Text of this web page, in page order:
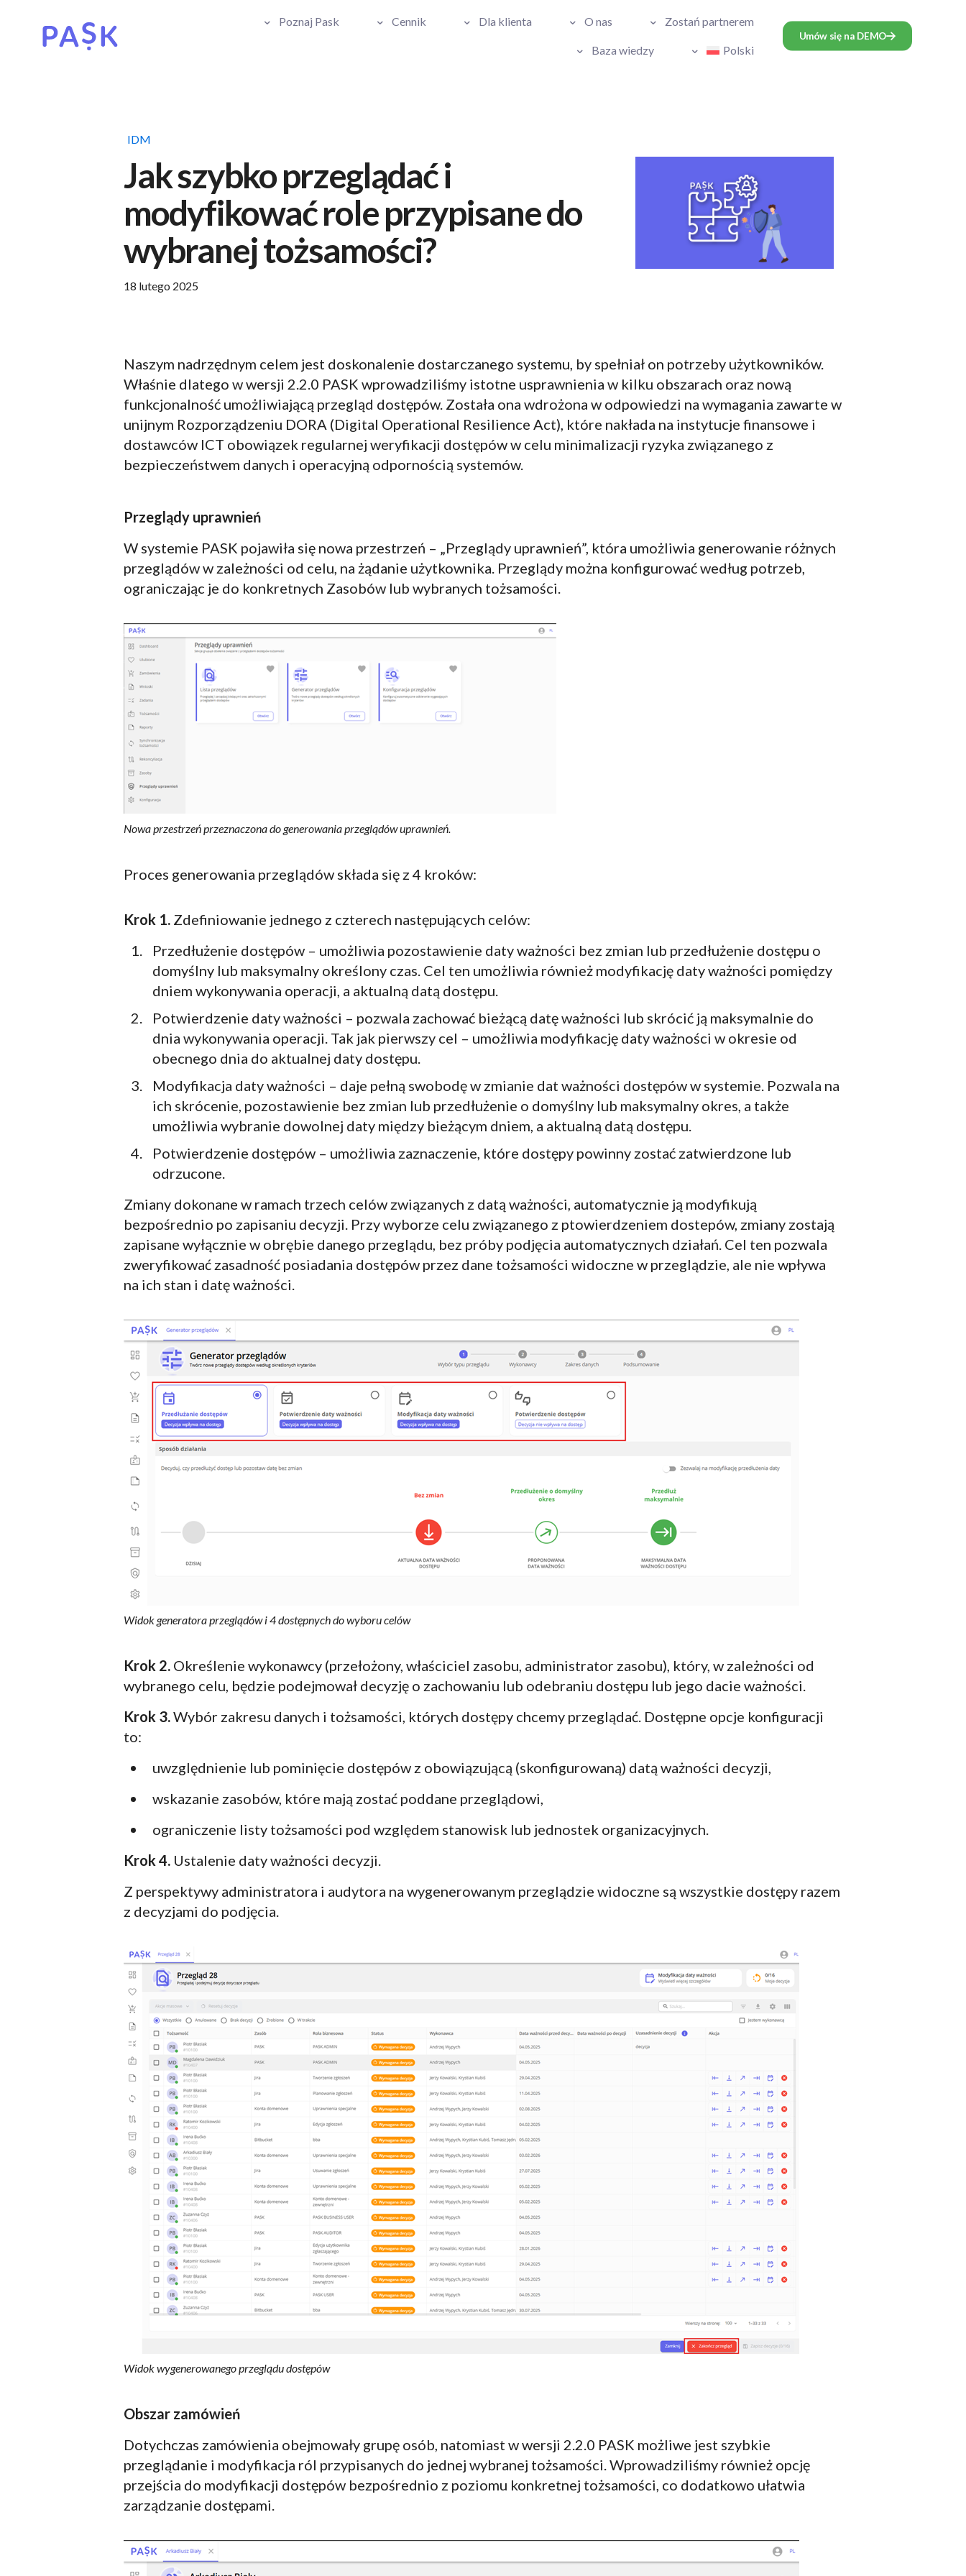
Poznaj Pask Cennik Dla klienta O nas Zostań partnerem
Baza wiedzy Polski
Umów się na DEMO
IDM
Jak szybko przeglądać i
modyfikować role przypisane do
wybranej tożsamości?
18 lutego 2025
Naszym nadrzędnym celem jest doskonalenie dostarczanego systemu, by spełniał on potrzeby użytkowników.
Właśnie dlatego w wersji 2.2.0 PASK wprowadziliśmy istotne usprawnienia w kilku obszarach oraz nową
funkcjonalność umożliwiającą przegląd dostępów. Została ona wdrożona w odpowiedzi na wymagania zawarte w
unijnym Rozporządzeniu DORA (Digital Operational Resilience Act), które nakłada na instytucje finansowe i
dostawców ICT obowiązek regularnej weryfikacji dostępów w celu minimalizacji ryzyka związanego z
bezpieczeństwem danych i operacyjną odpornością systemów.
Przeglądy uprawnień
W systemie PASK pojawiła się nowa przestrzeń – „Przeglądy uprawnień”, która umożliwia generowanie różnych
przeglądów w zależności od celu, na żądanie użytkownika. Przeglądy można konfigurować według potrzeb,
ograniczając je do konkretnych Zasobów lub wybranych tożsamości.
Nowa przestrzeń przeznaczona do generowania przeglądów uprawnień.
Proces generowania przeglądów składa się z 4 kroków:
Krok 1. Zdefiniowanie jednego z czterech następujących celów:
Przedłużenie dostępów – umożliwia pozostawienie daty ważności bez zmian lub przedłużenie dostępu o
domyślny lub maksymalny określony czas. Cel ten umożliwia również modyfikację daty ważności pomiędzy
dniem wykonywania operacji, a aktualną datą dostępu.
Potwierdzenie daty ważności – pozwala zachować bieżącą datę ważności lub skrócić ją maksymalnie do
dnia wykonywania operacji. Tak jak pierwszy cel – umożliwia modyfikację daty ważności w okresie od
obecnego dnia do aktualnej daty dostępu.
Modyfikacja daty ważności – daje pełną swobodę w zmianie dat ważności dostępów w systemie. Pozwala na
ich skrócenie, pozostawienie bez zmian lub przedłużenie o domyślny lub maksymalny okres, a także
umożliwia wybranie dowolnej daty między bieżącym dniem, a aktualną datą dostępu.
Potwierdzenie dostępów – umożliwia zaznaczenie, które dostępy powinny zostać zatwierdzone lub
odrzucone.
Zmiany dokonane w ramach trzech celów związanych z datą ważności, automatycznie ją modyfikują
bezpośrednio po zapisaniu decyzji. Przy wyborze celu związanego z ptowierdzeniem dostepów, zmiany zostają
zapisane wyłącznie w obrębie danego przeglądu, bez próby podjęcia automatycznych działań. Cel ten pozwala
zweryfikować zasadność posiadania dostępów przez dane tożsamości widoczne w przeglądzie, ale nie wpływa
na ich stan i datę ważności.
Widok generatora przeglądów i 4 dostępnych do wyboru celów
Krok 2. Określenie wykonawcy (przełożony, właściciel zasobu, administrator zasobu), który, w zależności od
wybranego celu, będzie podejmował decyzję o zachowaniu lub odebraniu dostępu lub jego dacie ważności.
Krok 3.Wybór zakresu danych i tożsamości, których dostępy chcemy przeglądać. Dostępne opcje konfiguracji
to:
uwzględnienie lub pominięcie dostępów z obowiązującą (skonfigurowaną) datą ważności decyzji,
wskazanie zasobów, które mają zostać poddane przeglądowi,
ograniczenie listy tożsamości pod względem stanowisk lub jednostek organizacyjnych.
Krok 4. Ustalenie daty ważności decyzji.
Z perspektywy administratora i audytora na wygenerowanym przeglądzie widoczne są wszystkie dostępy razem
z decyzjami do podjęcia.
Widok wygenerowanego przeglądu dostępów
Obszar zamówień
Dotychczas zamówienia obejmowały grupę osób, natomiast w wersji 2.2.0 PASK możliwe jest szybkie
przeglądanie i modyfikacja ról przypisanych do jednej wybranej tożsamości. Wprowadziliśmy również opcję
przejścia do modyfikacji dostępów bezpośrednio z poziomu konkretnej tożsamości, co dodatkowo ułatwia
zarządzanie dostępami.